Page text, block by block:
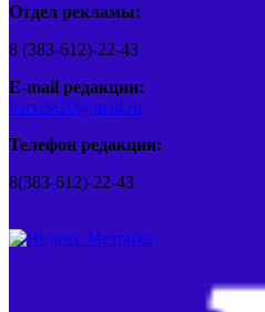
Отдел рекламы:
8 (383-612)-22-43
E-mail редакции:
barvest20@mail.ru
Телефон редакции:
8(383-612)-22-43